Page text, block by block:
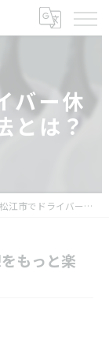
バー休
とは？
ライバー休憩をもっと楽しむ方法とは？
もっと楽